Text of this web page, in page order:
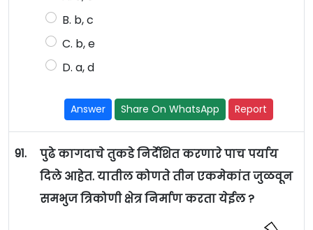
B. b, c
C. b, e
D. a, d
Answer Share On WhatsApp Report
91.
पुढे कागदाचे तुकडे निर्देशित करणारे पाच पर्याय
दिले आहेत. यातील कोणते तीन एकमेकांत जुळवून
समभुज त्रिकोणी क्षेत्र निर्माण करता येईल ?